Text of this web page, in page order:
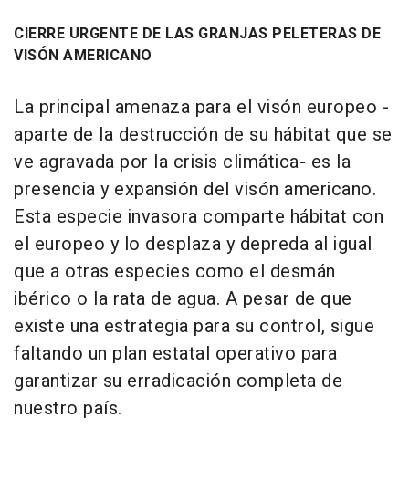
CIERRE URGENTE DE LAS GRANJAS PELETERAS DE
VISÓN AMERICANO
La principal amenaza para el visón europeo -
aparte de la destrucción de su hábitat que se
ve agravada por la crisis climática- es la
presencia y expansión del visón americano.
Esta especie invasora comparte hábitat con
el europeo y lo desplaza y depreda al igual
que a otras especies como el desmán
ibérico o la rata de agua. A pesar de que
existe una estrategia para su control, sigue
faltando un plan estatal operativo para
garantizar su erradicación completa de
nuestro país.